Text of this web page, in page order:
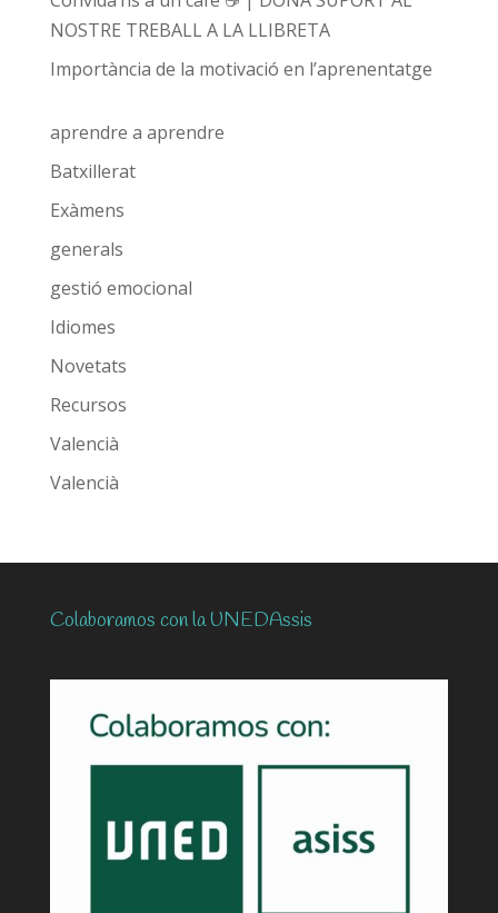
NOSTRE TREBALL A LA LLIBRETA
Importància de la motivació en l’aprenentatge
aprendre a aprendre
Batxillerat
Exàmens
generals
gestió emocional
Idiomes
Novetats
Recursos
Valencià
Valencià
Colaboramos con la UNEDAssis